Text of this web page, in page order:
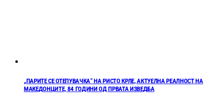
„ПАРИТЕ СЕ ОТЕПУВАЧКА“ НА РИСТО КРЛЕ, АКТУЕЛНА РЕАЛНОСТ НА
МАКЕДОНЦИТЕ, 84 ГОДИНИ ОД ПРВАТА ИЗВЕДБА